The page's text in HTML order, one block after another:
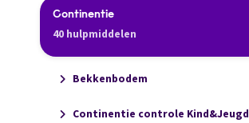
Continentie
40 hulpmiddelen
Bekkenbodem
Continentie controle Kind&Jeugd